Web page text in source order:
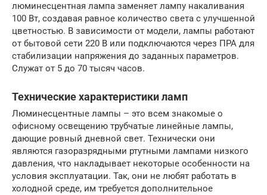
люминесцентная лампа заменяет лампу накаливания
100 Вт, создавая равное количество света с улучшенной
цветностью. В зависимости от модели, лампы работают
от бытовой сети 220 В или подключаются через ПРА для
стабилизации напряжения до заданных параметров.
Служат от 5 до 70 тысяч часов.
Технические характеристики ламп
Люминесцентные лампы – это всем знакомые о
офисному освещению трубчатые линейные лампы,
дающие ровный дневной свет. Технически они
являются газоразрядными ртутными лампами низкого
давления, что накладывает некоторые особенности на
условия эксплуатации. Так, они не любят работать в
холодной среде, им требуется дополнительное